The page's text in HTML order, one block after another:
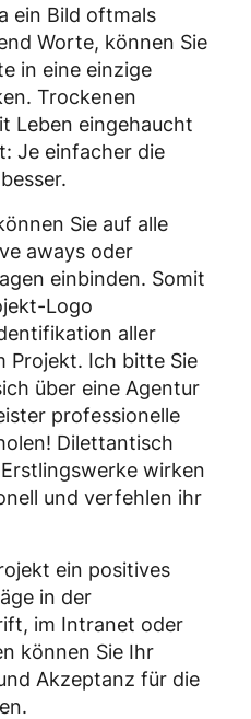
ein Bild oftmals
Worte, können Sie
in eine einzige
Trockenen
Leben eingehaucht
Je einfacher die
Sie auf alle
aways oder
einbinden. Somit
Logo
aller
Projekt. Ich bitte Sie
über eine Agentur
professionelle
Dilettantisch
wirken
und verfehlen ihr
ein positives
in der
im Intranet oder
können Sie Ihr
Akzeptanz für die